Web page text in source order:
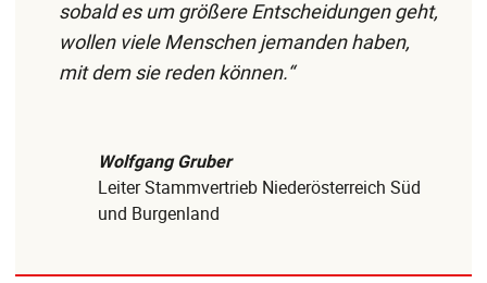
sobald es um größere Entscheidungen geht,
wollen viele Menschen jemanden haben,
mit dem sie reden können.“
Wolfgang Gruber
Leiter Stammvertrieb Niederösterreich Süd
und Burgenland